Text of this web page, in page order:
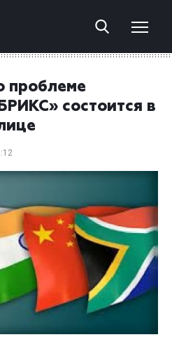
проблеме
состоится в